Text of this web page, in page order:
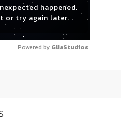
happened.
or try again later.
Powered by GliaStudios